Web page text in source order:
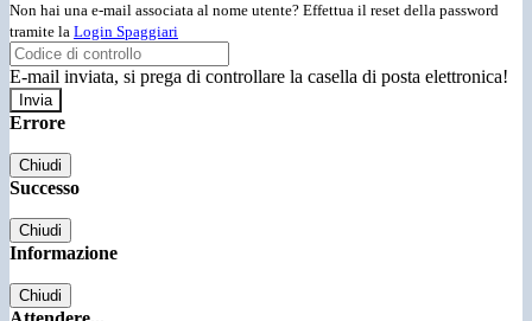
Non hai una e-mail associata al nome utente? Effettua il reset della password
tramite la Login Spaggiari
E-mail inviata, si prega di controllare la casella di posta elettronica!
Errore
Chiudi
Successo
Chiudi
Informazione
Chiudi